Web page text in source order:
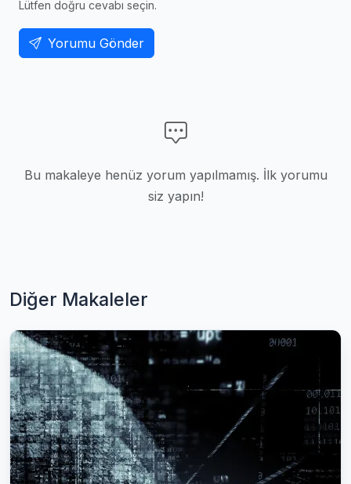
Lütfen doğru cevabı seçin.
Yorumu Gönder
Bu makaleye henüz yorum yapılmamış. İlk yorumu
siz yapın!
Diğer Makaleler